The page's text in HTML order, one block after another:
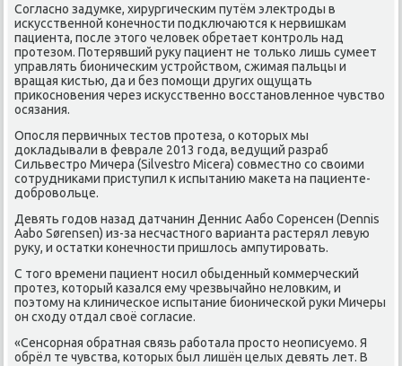
Согласно задумке, хирургическим путём электроды в
искусственной конечности подключаются к нервишкам
пациента, после этого человек обретает контроль над
протезом. Потерявший руку пациент не только лишь сумеет
управлять бионическим устройством, сжимая пальцы и
вращая кистью, да и без помощи других ощущать
прикосновения через искусственно восстановленное чувство
осязания.
Опосля первичных тестов протеза, о которых мы
докладывали в феврале 2013 года, ведущий разраб
Сильвестро Мичера (Silvestro Micera) совместно со своими
сотрудниками приступил к испытанию макета на пациенте-
добровольце.
Девять годов назад датчанин Деннис Аабо Соренсен (Dennis
Aabo Sørensen) из-за несчастного варианта растерял левую
руку, и остатки конечности пришлось ампутировать.
С того времени пациент носил обыденный коммерческий
протез, который казался ему чрезвычайно неловким, и
поэтому на клиническое испытание бионической руки Мичеры
он сходу отдал своё согласие.
«Сенсорная обратная связь работала просто неописуемо. Я
обрёл те чувства, которых был лишён целых девять лет. В